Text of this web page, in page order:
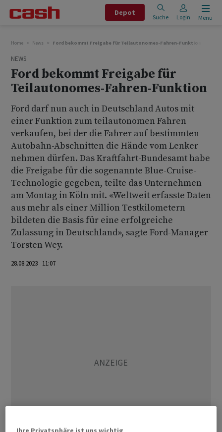
Depot
Suche Login Menu
Home News Ford bekommt Freigabe für Teilautonomes-Fahren-Funktion
NEWS
Ford bekommt Freigabe für
Teilautonomes-Fahren-Funktion
Ford darf nun auch in Deutschland Autos mit
einer Funktion zum teilautonomen Fahren
verkaufen, bei der die Fahrer auf bestimmten
Autobahn-Abschnitten die Hände vom Lenker
nehmen dürfen. Das Kraftfahrt-Bundesamt habe
die Freigabe für die sogenannte Blue-Cruise-
Technologie gegeben, teilte das Unternehmen
am Montag in Köln mit. «Weltweit erfasste Daten
aus mehr als einer Million Testkilometern
bildeten die Basis für eine erfolgreiche
Zulassung in Deutschland», sagte Ford-Manager
Torsten Wey.
28.08.2023 11:07